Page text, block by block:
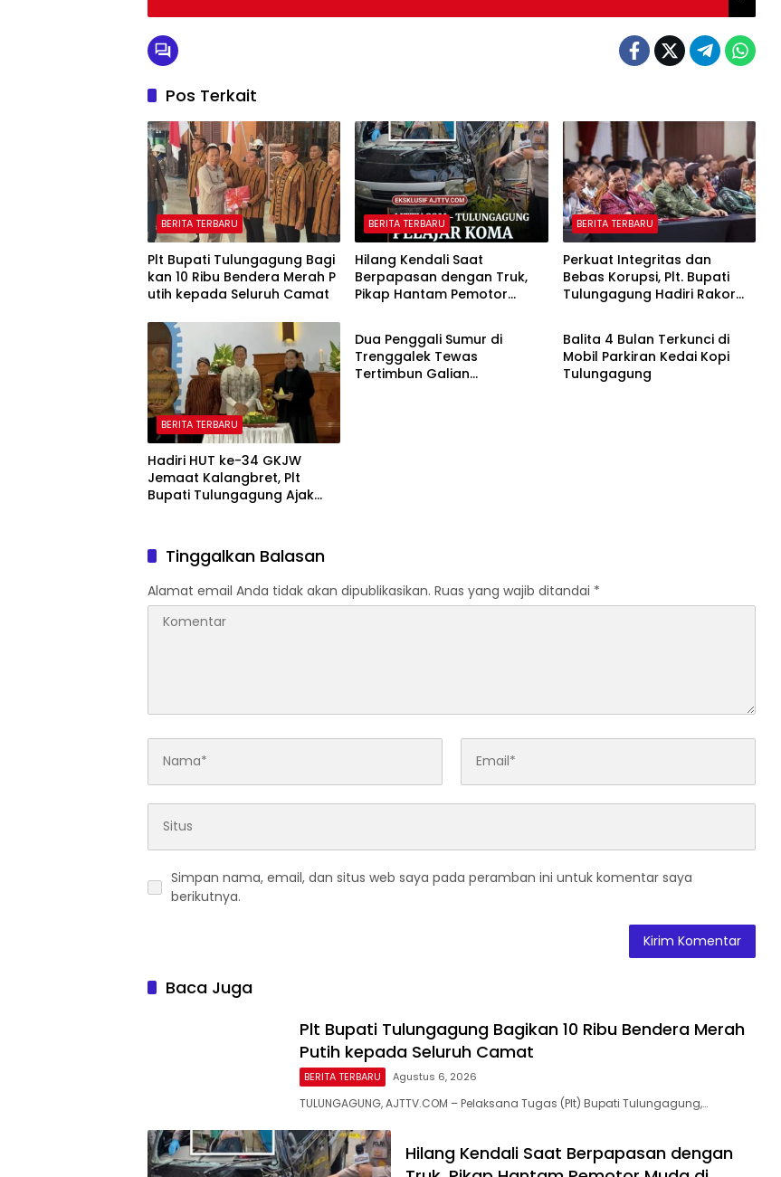
Pos Terkait
BERITA TERBARU
Plt Bupati Tulungagung Bagi
kan 10 Ribu Bendera Merah P
utih kepada Seluruh Camat
BERITA TERBARU
Hilang Kendali Saat
Berpapasan dengan Truk,
Pikap Hantam Pemotor
BERITA TERBARU
Perkuat Integritas dan
Bebas Korupsi, Plt. Bupati
Tulungagung Hadiri Rakor
BERITA TERBARU
Hadiri HUT ke-34 GKJW
Jemaat Kalangbret, Plt
Bupati Tulungagung Ajak
BERITA TERBARU
Dua Penggali Sumur di
Trenggalek Tewas
Tertimbun Galian
BERITA TERBARU
Balita 4 Bulan Terkunci di
Mobil Parkiran Kedai Kopi
Tulungagung
Tinggalkan Balasan
Alamat email Anda tidak akan dipublikasikan. Ruas yang wajib ditandai *
Simpan nama, email, dan situs web saya pada peramban ini untuk komentar saya
berikutnya.
Baca Juga
Plt Bupati Tulungagung Bagikan 10 Ribu Bendera Merah
Putih kepada Seluruh Camat
BERITA TERBARU Agustus 6, 2026
TULUNGAGUNG, AJTTV.COM – Pelaksana Tugas (Plt) Bupati Tulungagung,…
Hilang Kendali Saat Berpapasan dengan